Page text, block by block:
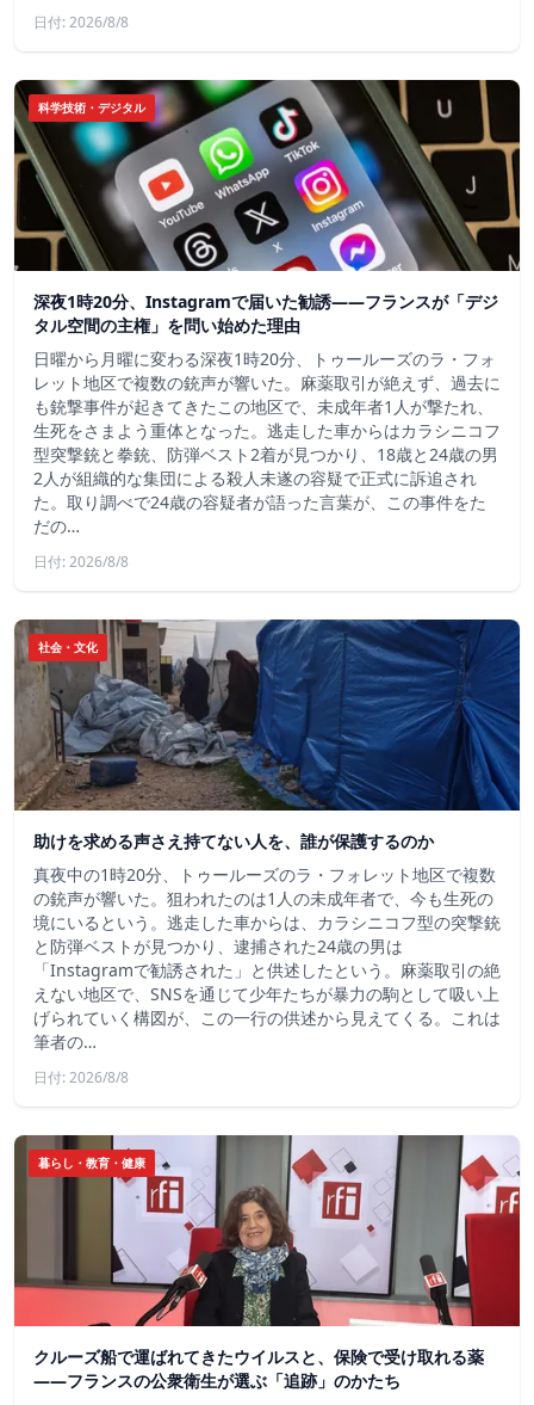
日付: 2026/8/8
科学技術・デジタル
深夜1時20分、Instagramで届いた勧誘――フランスが「デジ
タル空間の主権」を問い始めた理由
日曜から月曜に変わる深夜1時20分、トゥールーズのラ・フォ
レット地区で複数の銃声が響いた。麻薬取引が絶えず、過去に
も銃撃事件が起きてきたこの地区で、未成年者1人が撃たれ、
生死をさまよう重体となった。逃走した車からはカラシニコフ
型突撃銃と拳銃、防弾ベスト2着が見つかり、18歳と24歳の男
2人が組織的な集団による殺人未遂の容疑で正式に訴追され
た。取り調べで24歳の容疑者が語った言葉が、この事件をた
だの…
日付: 2026/8/8
社会・文化
助けを求める声さえ持てない人を、誰が保護するのか
真夜中の1時20分、トゥールーズのラ・フォレット地区で複数
の銃声が響いた。狙われたのは1人の未成年者で、今も生死の
境にいるという。逃走した車からは、カラシニコフ型の突撃銃
と防弾ベストが見つかり、逮捕された24歳の男は
「Instagramで勧誘された」と供述したという。麻薬取引の絶
えない地区で、SNSを通じて少年たちが暴力の駒として吸い上
げられていく構図が、この一行の供述から見えてくる。これは
筆者の…
日付: 2026/8/8
暮らし・教育・健康
クルーズ船で運ばれてきたウイルスと、保険で受け取れる薬
――フランスの公衆衛生が選ぶ「追跡」のかたち